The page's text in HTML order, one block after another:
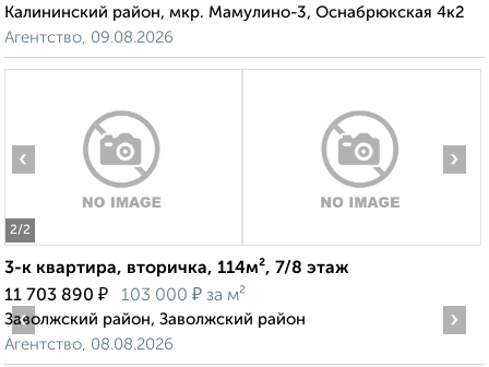
Калининский район, мкр. Мамулино-3, Оснабрюкская 4к2
Агентство, 09.08.2026
2/2
‹ ›
3-к квартира, вторичка, 114м², 7/8 этаж
11 703 890 ₽ 103 000 ₽ за м²
Заволжский район, Заволжский район
Агентство, 08.08.2026
‹ ›